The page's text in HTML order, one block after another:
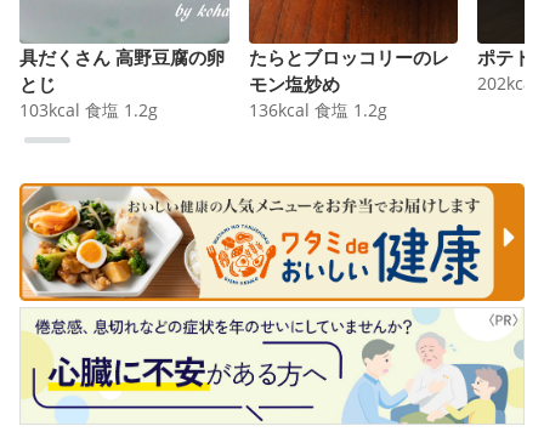
具だくさん 高野豆腐の卵
とじ
103kcal 食塩 1.2g
たらとブロッコリーのレ
モン塩炒め
136kcal 食塩 1.2g
ポテト
202kcal